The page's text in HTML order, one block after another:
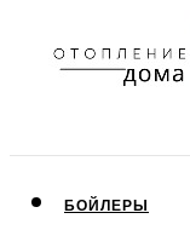
БОЙЛЕРЫ